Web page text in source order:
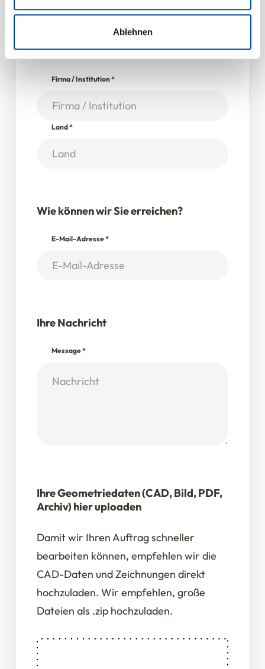
soziale Medien, Werbung und Analysen weiter. Unsere
Partner führen diese Informationen möglicherweise mit
weiteren Daten zusammen, die Sie ihnen bereitgestellt
haben oder die sie im Rahmen Ihrer Nutzung der Dienste
gesammelt haben.
Ablehnen
Angaben zum Unternehmen
Firma / Institution*
Land*
Wie können wir Sie erreichen?
E-Mail-Adresse*
Ihre Nachricht
Message*
Ihre Geometriedaten (CAD, Bild, PDF,
Archiv) hier uploaden
Damit wir Ihren Auftrag schneller
bearbeiten können, empfehlen wir die
CAD-Daten und Zeichnungen direkt
hochzuladen. Wir empfehlen, große
Dateien als .zip hochzuladen.